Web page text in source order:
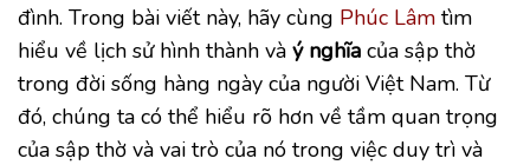
đình. Trong bài viết này, hãy cùng Phúc Lâm tìm
hiểu về lịch sử hình thành và ý nghĩa của sập thờ
trong đời sống hàng ngày của người Việt Nam. Từ
đó, chúng ta có thể hiểu rõ hơn về tầm quan trọng
của sập thờ và vai trò của nó trong việc duy trì và